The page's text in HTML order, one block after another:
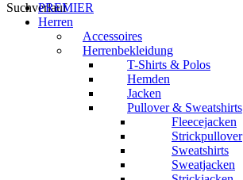
SuchverlaufPREMIER
Herren
Accessoires
Herrenbekleidung
T-Shirts & Polos
Hemden
Jacken
Pullover & Sweatshirts
Fleecejacken
Strickpullover
Sweatshirts
Sweatjacken